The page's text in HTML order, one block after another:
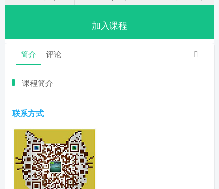
加入课程
简介 评论
课程简介
联系方式